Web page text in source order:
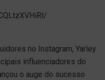
no Instagram, Yarley
influenciadores do
o auge do sucesso